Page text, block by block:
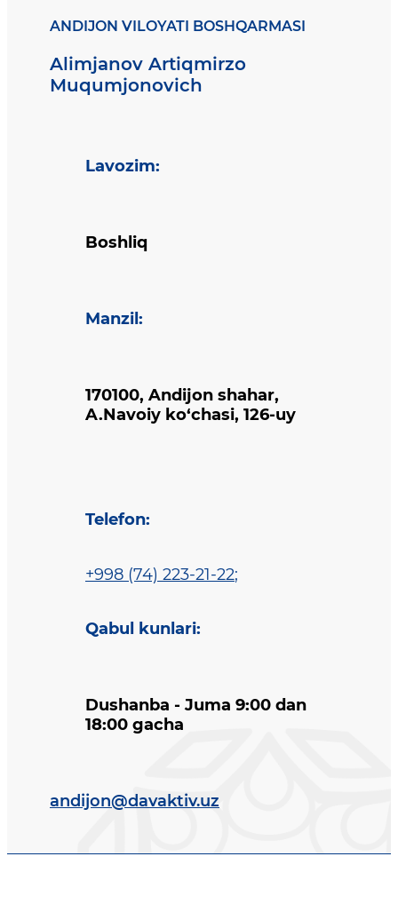
ANDIJON VILOYATI BOSHQARMASI
Alimjanov Artiqmirzo
Muqumjonovich
Lavozim:
Boshliq
Manzil :
170100, Andijon shahar,
A.Navoiy ko‘chasi, 126-uy
Telefon:
+998 (74) 223-21-22;
Qabul kunlari:
Dushanba - Juma 9:00 dan
18:00 gacha
andijon@davaktiv.uz